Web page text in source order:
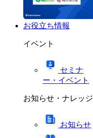
お役立ち情報
イベント
セミナ
ー・イベント
お知らせ・ナレッジ
お知らせ